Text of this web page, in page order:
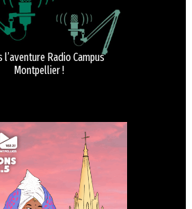
l’aventure Radio Campus
Montpellier !